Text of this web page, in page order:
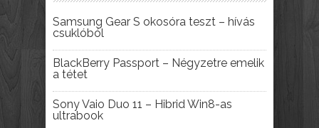
Samsung Gear S okosóra teszt – hívás
csuklóból
BlackBerry Passport – Négyzetre emelik
a tétet
Sony Vaio Duo 11 – Hibrid Win8-as
ultrabook